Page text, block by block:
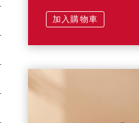
加入購物車